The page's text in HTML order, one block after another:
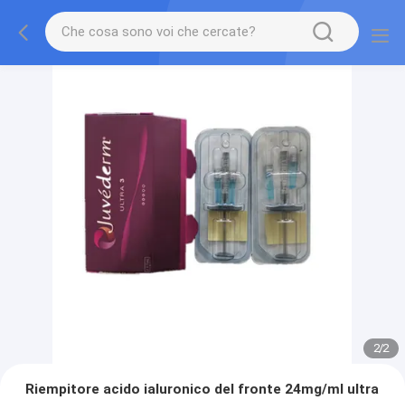
2/2
Riempitore acido ialuronico del fronte 24mg/ml ultra